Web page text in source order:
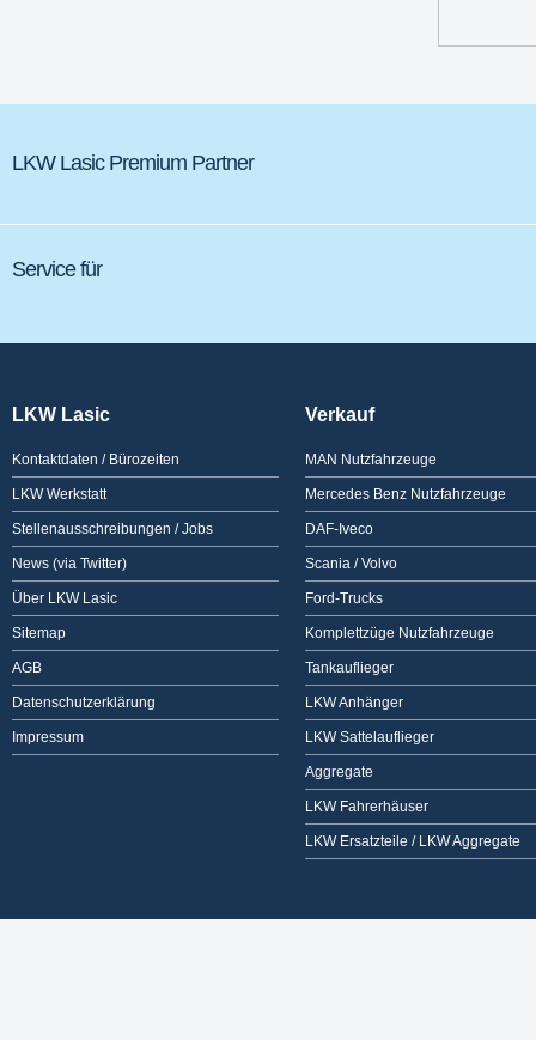
LKW Lasic Premium Partner
Service für
LKW Lasic
Kontaktdaten / Bürozeiten
LKW Werkstatt
Stellenausschreibungen / Jobs
News (via Twitter)
Über LKW Lasic
Sitemap
AGB
Datenschutzerklärung
Impressum
Verkauf
MAN Nutzfahrzeuge
Mercedes Benz Nutzfahrzeuge
DAF-Iveco
Scania / Volvo
Ford-Trucks
Komplettzüge Nutzfahrzeuge
Tankauflieger
LKW Anhänger
LKW Sattelauflieger
Aggregate
LKW Fahrerhäuser
LKW Ersatzteile / LKW Aggregate